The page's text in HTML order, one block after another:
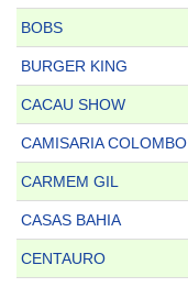
BOBS
BURGER KING
CACAU SHOW
CAMISARIA COLOMBO
CARMEM GIL
CASAS BAHIA
CENTAURO